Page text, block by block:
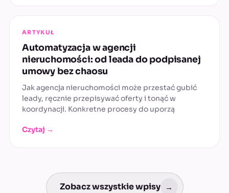
ARTYKUŁ
Automatyzacja w agencji
nieruchomości: od leada do podpisanej
umowy bez chaosu
Jak agencja nieruchomości może przestać gubić
leady, ręcznie przepisywać oferty i tonąć w
koordynacji. Konkretne procesy do uporzą
Czytaj →
Zobacz wszystkie wpisy →